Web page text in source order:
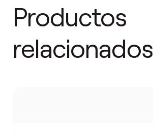
Productos
relacionados